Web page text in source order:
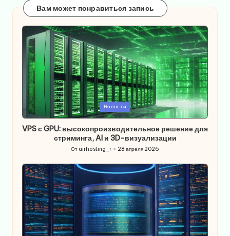
Вам может понравиться запись
Опубликовано
в
Новости
VPS с GPU: высокопроизводительное решение для
стриминга, AI и 3D-визуализации
Запись
От airhosting_r 28 апреля 2026